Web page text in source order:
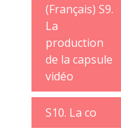
(Français) S9.
La
production
de la capsule
vidéo
S10. La co